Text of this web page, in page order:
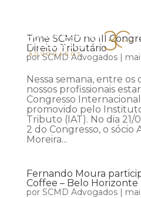
Time SCMD no III
Direito Tributário
porSCMD Advogados|
Nessa semana, entre os
nossos profissionais
Congresso
promovido pelo
Tributo (IAT). No dia 21/
2 do Congresso, o sócio
Moreira...
Fernando Moura
Coffee – Belo Horizonte
por SCMD Advogados|